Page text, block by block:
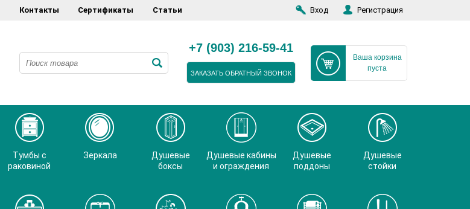
Контакты Сертификаты Статьи Вход Регистрация
+7 (903) 216-59-41
ЗАКАЗАТЬ ОБРАТНЫЙ ЗВОНОК
Ваша корзина
пуста
Тумбы с
раковиной
Зеркала
Душевые
боксы
Душевые кабины
и ограждения
Душевые
поддоны
Душевые
стойки